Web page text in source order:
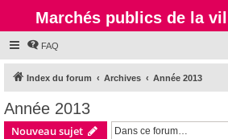
Marchés publics de la
FAQ
Index du forum Archives Année 2013
Année 2013
Nouveau sujet